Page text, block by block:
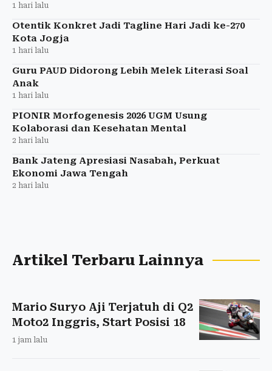
1 hari lalu
Otentik Konkret Jadi Tagline Hari Jadi ke-270
Kota Jogja
1 hari lalu
Guru PAUD Didorong Lebih Melek Literasi Soal
Anak
1 hari lalu
PIONIR Morfogenesis 2026 UGM Usung
Kolaborasi dan Kesehatan Mental
2 hari lalu
Bank Jateng Apresiasi Nasabah, Perkuat
Ekonomi Jawa Tengah
2 hari lalu
Artikel Terbaru Lainnya
Mario Suryo Aji Terjatuh di Q2
Moto2 Inggris, Start Posisi 18
1 jam lalu